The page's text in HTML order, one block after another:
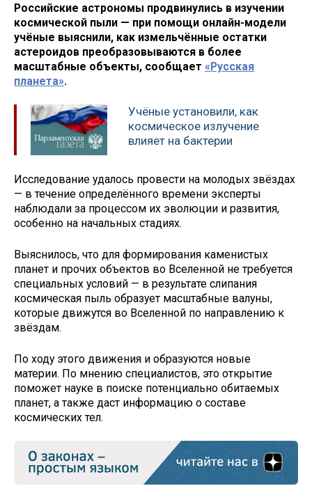
Российские астрономы продвинулись в изучении
космической пыли — при помощи онлайн-модели
учёные выяснили, как измельчённые остатки
астероидов преобразовываются в более
масштабные объекты, сообщает «Русская
планета».
Учёные установили, как
космическое излучение
влияет на бактерии
Исследование удалось провести на молодых звёздах
— в течение определённого времени эксперты
наблюдали за процессом их эволюции и развития,
особенно на начальных стадиях.
Выяснилось, что для формирования каменистых
планет и прочих объектов во Вселенной не требуется
специальных условий — в результате слипания
космическая пыль образует масштабные валуны,
которые движутся во Вселенной по направлению к
звёздам.
По ходу этого движения и образуются новые
материи. По мнению специалистов, это открытие
поможет науке в поиске потенциально обитаемых
планет, а также даст информацию о составе
космических тел.